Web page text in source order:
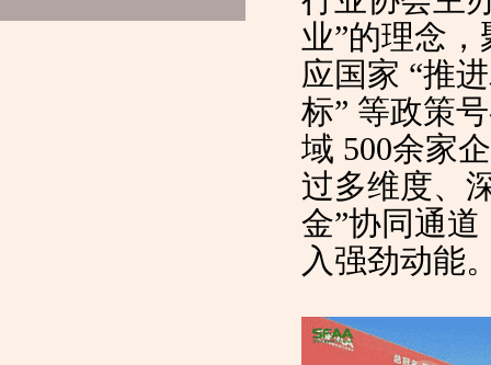
业”的理念
应国家 “推
标” 等政策
域 500余家
过多维度、
金”协同通
入强劲动能